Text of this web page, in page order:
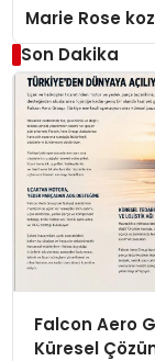
Marie Rose
Son Dakika
Falcon Aero
Küresel